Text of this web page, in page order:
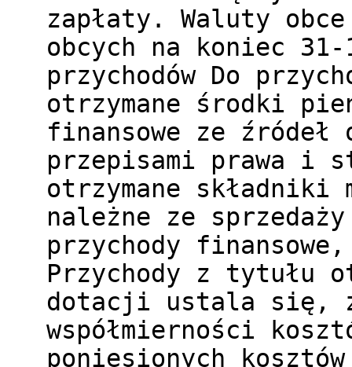
zapłaty. Waluty
obcych na koniec
przychodów Do
otrzymane środki
finansowe ze źródeł
przepisami prawa i
otrzymane
należne ze
przychody
Przychody z tytułu
dotacji ustala się,
współmierności
poniesionych